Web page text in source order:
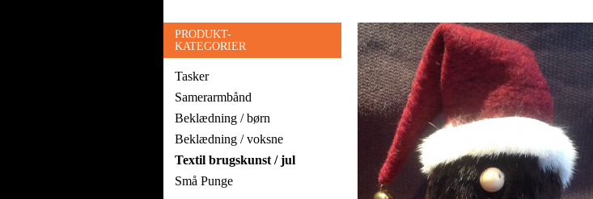
PRODUKT-
KATEGORIER
Tasker
Samerarmbånd
Beklædning / børn
Beklædning / voksne
Textil brugskunst / jul
Små Punge